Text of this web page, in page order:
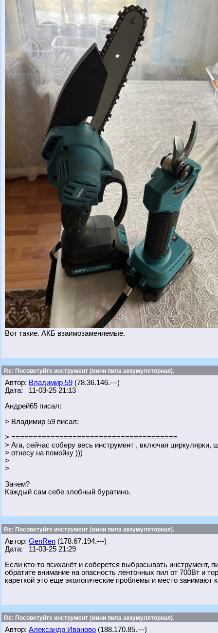
Вот такие. АКБ взаимозаменяемые.
Re: Посоветуйте инструмент (мини пила аккумуляторная).
Автор: Владимир 59 (78.36.146.---)
Дата: 11-03-25 21:13
Андрей65 писал:
> Владимир 59 писал:
> ======================================
> Ага, сейчас соберу весь инструмент , включая циркулярки,
> отнесу на помойку )))
>
>
Зачем?
Каждый сам себе злобный буратино.
Re: Посоветуйте инструмент (мини пила аккумуляторная).
Автор: GenRen (178.67.194.---)
Дата: 11-03-25 21:29
Если кто-то психанёт и соберется выбрасывать
обратите внимание на опасность ленточных пил от 700Вт и
кареткой это еще экологические проблемы и место занимают
Re: Посоветуйте инструмент (мини пила аккумуляторная).
Автор: Александр Иваново (188.170.85.---)